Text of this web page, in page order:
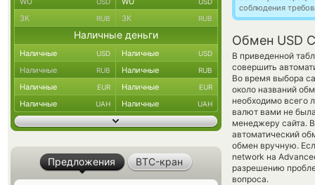
соблюдения
Обмен USD
В приведенной
совершить
Во время выбора
около названий
необходимо всего
валют вами не
менеджеру сайта.
автоматический
обмен вручную.
network на
разрешению
вопроса.
ЗК RUB ЗК RUB
Наличные деньги
Наличные USD Наличные USD
Наличные RUB Наличные RUB
Наличные EUR Наличные EUR
Наличные UAH Наличные UAH
Предложения BTC-кран